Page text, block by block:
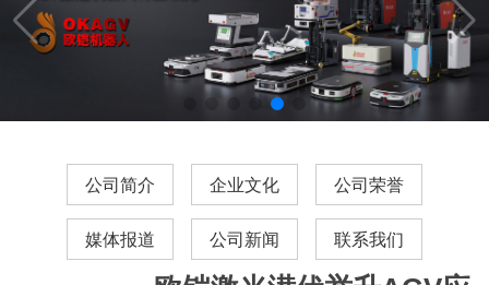
公司简介 企业文化 公司荣誉
媒体报道 公司新闻 联系我们